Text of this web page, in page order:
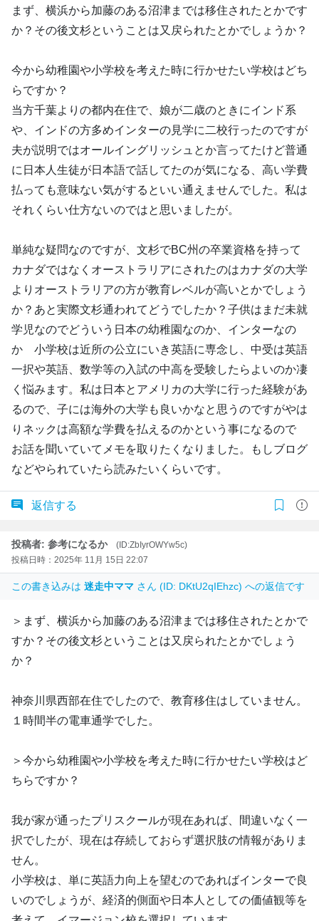
まず、横浜から加藤のある沼津までは移住されたとかです
か？その後文杉ということは又戻られたとかでしょうか？
今から幼稚園や小学校を考えた時に行かせたい学校はどち
らですか？
当方千葉よりの都内在住で、娘が二歳のときにインド系
や、インドの方多めインターの見学に二校行ったのですが
夫が説明ではオールイングリッシュとか言ってたけど普通
に日本人生徒が日本語で話してたのが気になる、高い学費
払っても意味ない気がするといい通えませんでした。私は
それくらい仕方ないのではと思いましたが。
単純な疑問なのですが、文杉でBC州の卒業資格を持って
カナダではなくオーストラリアにされたのはカナダの大学
よりオーストラリアの方が教育レベルが高いとかでしょう
か？あと実際文杉通われてどうでしたか？子供はまだ未就
学児なのでどういう日本の幼稚園なのか、インターなの
か 小学校は近所の公立にいき英語に専念し、中受は英語
一択や英語、数学等の入試の中高を受験したらよいのか凄
く悩みます。私は日本とアメリカの大学に行った経験があ
るので、子には海外の大学も良いかなと思うのですがやは
りネックは高額な学費を払えるのかという事になるので
お話を聞いていてメモを取りたくなりました。もしブログ
などやられていたら読みたいくらいです。
返信する
投稿者: 参考になるか
(ID:ZbIyrOWYw5c)
投稿日時：2025年 11月 15日 22:07
この書き込みは 迷走中ママ さん (ID: DKtU2qIEhzc) への返信です
＞まず、横浜から加藤のある沼津までは移住されたとかで
すか？その後文杉ということは又戻られたとかでしょう
か？
神奈川県西部在住でしたので、教育移住はしていません。
１時間半の電車通学でした。
＞今から幼稚園や小学校を考えた時に行かせたい学校はど
ちらですか？
我が家が通ったプリスクールが現在あれば、間違いなく一
択でしたが、現在は存続しておらず選択肢の情報がありま
せん。
小学校は、単に英語力向上を望むのであればインターで良
いのでしょうが、経済的側面や日本人としての価値観等を